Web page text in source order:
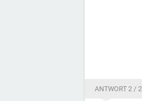
ANTWORT 2 / 2